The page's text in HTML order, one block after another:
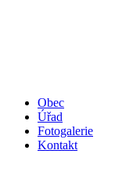
Obec
Úřad
Fotogalerie
Kontakt